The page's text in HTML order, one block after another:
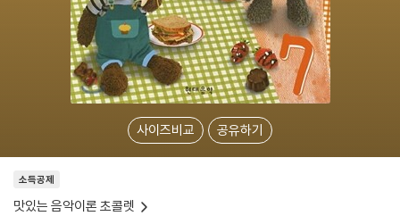
사이즈비교 공유하기
소득공제
맛있는 음악이론 초콜렛